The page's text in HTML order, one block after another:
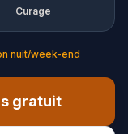
Curage
nuit/week-end
gratuit